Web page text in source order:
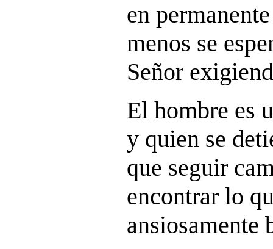
en
menos se
Señor
El hombre es
y quien se
que seguir
encontrar lo
ansiosamente